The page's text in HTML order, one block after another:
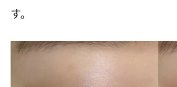
す。